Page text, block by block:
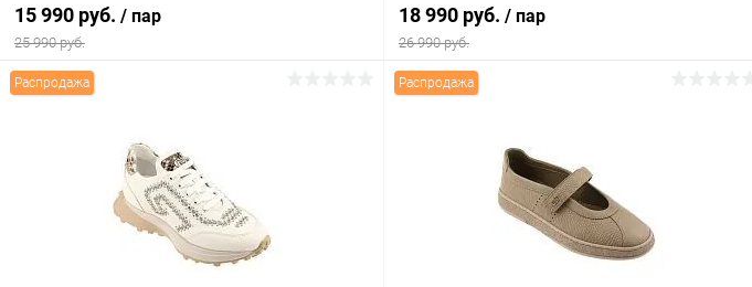
15 990 руб. / пар
25 990 руб.
Купить в 1 клик
В избранное
18 990 руб. / пар
26 990 руб.
Купить в 1 клик
В избранное В наличии
Распродажа Распродажа